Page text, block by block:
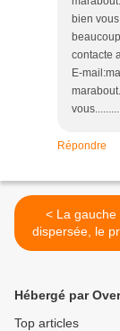
bien
contacte
E-
vous.........
Répondre
< La gauche aborde,
dispersée, le
de la
Hébergé par
Top articles